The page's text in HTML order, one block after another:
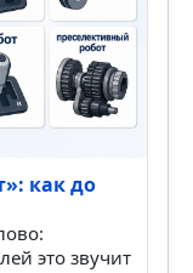
как до
это звучит